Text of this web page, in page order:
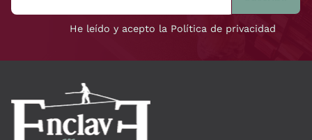
He leído y acepto la Política de privacidad